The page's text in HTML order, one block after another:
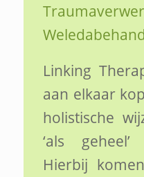
Linking
aan elkaar
holistische
‘als
Hierbij